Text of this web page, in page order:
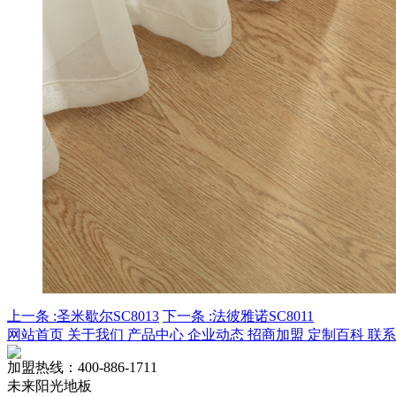
上一条 :圣米歇尔SC8013 下一条 :法彼雅诺SC8011
网站首页 关于我们 产品中心 企业动态 招商加盟 定制百科 联
加盟热线： 400-886-1711
未来阳光地板